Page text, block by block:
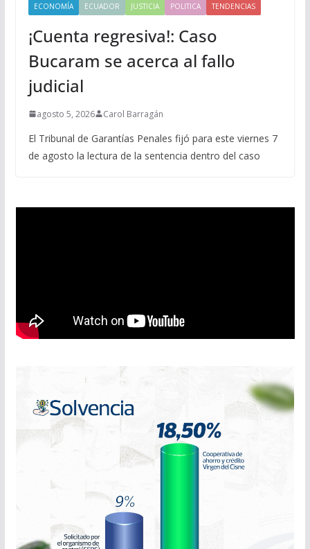
ECONOMÍA ECUADOR JUSTICIA POLITICA TENDENCIAS
¡Cuenta regresiva!: Caso
Bucaram se acerca al fallo
judicial
agosto 5, 2026 Carol Barragán
El Tribunal de Garantías Penales fijó para este viernes 7
de agosto la lectura de la sentencia dentro del caso